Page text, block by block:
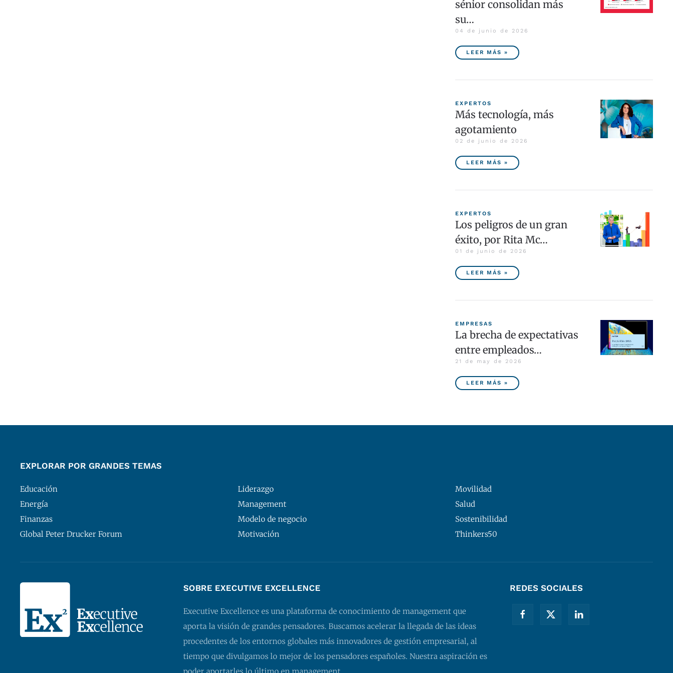
sénior consolidan más
su…
04 de junio de 2026
LEER MÁS »
EXPERTOS
Más tecnología, más
agotamiento
02 de junio de 2026
LEER MÁS »
EXPERTOS
Los peligros de un gran
éxito, por Rita Mc…
01 de junio de 2026
LEER MÁS »
EMPRESAS
La brecha de expectativas
entre empleados…
21 de may de 2026
LEER MÁS »
EXPLORAR POR GRANDES TEMAS
Educación
Energía
Finanzas
Global Peter Drucker Forum
Liderazgo
Management
Modelo de negocio
Motivación
Movilidad
Salud
Sostenibilidad
Thinkers50
SOBRE EXECUTIVE EXCELLENCE
Executive Excellence es una plataforma de conocimiento de management que
aporta la visión de grandes pensadores. Buscamos acelerar la llegada de las ideas
procedentes de los entornos globales más innovadores de gestión empresarial, al
tiempo que divulgamos lo mejor de los pensadores españoles. Nuestra aspiración es
REDES SOCIALES